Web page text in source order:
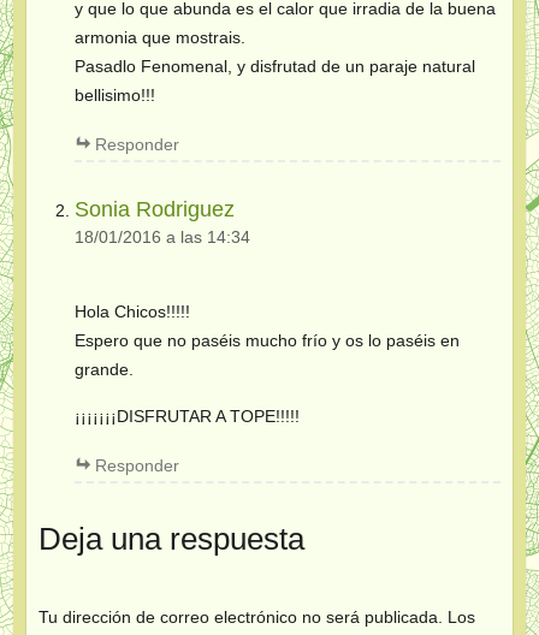
y que lo que abunda es el calor que irradia de la buena
armonia que mostrais.
Pasadlo Fenomenal, y disfrutad de un paraje natural
bellisimo!!!
Responder
Sonia Rodriguez
18/01/2016 a las 14:34
Hola Chicos!!!!!
Espero que no paséis mucho frío y os lo paséis en
grande.
¡¡¡¡¡¡¡DISFRUTAR A TOPE!!!!!
Responder
Deja una respuesta
Tu dirección de correo electrónico no será publicada. Los